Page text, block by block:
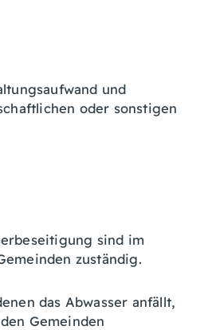
und
oder sonstigen
sind im
zuständig.
das Abwasser anfällt,
Gemeinden